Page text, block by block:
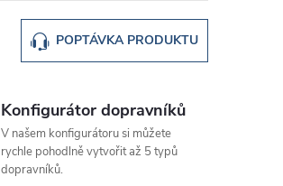
POPTÁVKA PRODUKTU
Konfigurátor dopravníků
V našem konfigurátoru si můžete
rychle pohodlně vytvořit až 5 typů
dopravníků.